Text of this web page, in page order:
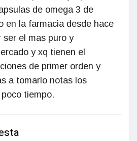
de omega 3 de
en la farmacia desde hace
ser el mas puro y
y xq tienen el
de primer orden y
a tomarlo notas los
tiempo.